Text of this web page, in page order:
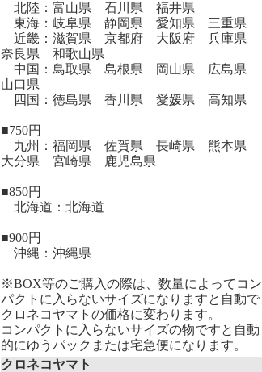
北陸：富山県 石川県 福井県
東海：岐阜県 静岡県 愛知県 三重県
近畿：滋賀県 京都府 大阪府 兵庫県
奈良県 和歌山県
中国：鳥取県 島根県 岡山県 広島県
山口県
四国：徳島県 香川県 愛媛県 高知県
■750円
九州：福岡県 佐賀県 長崎県 熊本県
大分県 宮崎県 鹿児島県
■850円
北海道：北海道
■900円
沖縄：沖縄県
※BOX等のご購入の際は、数量によってコン
パクトに入らないサイズになりますと自動で
クロネコヤマトの価格に変わります。
コンパクトに入らないサイズの物ですと自動
的にゆうパックまたは宅急便になります。
クロネコヤマト